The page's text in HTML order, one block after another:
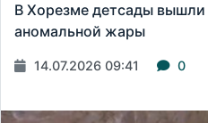
В Хорезме детсады вышли
аномальной жары
14.07.2026 09:41 0